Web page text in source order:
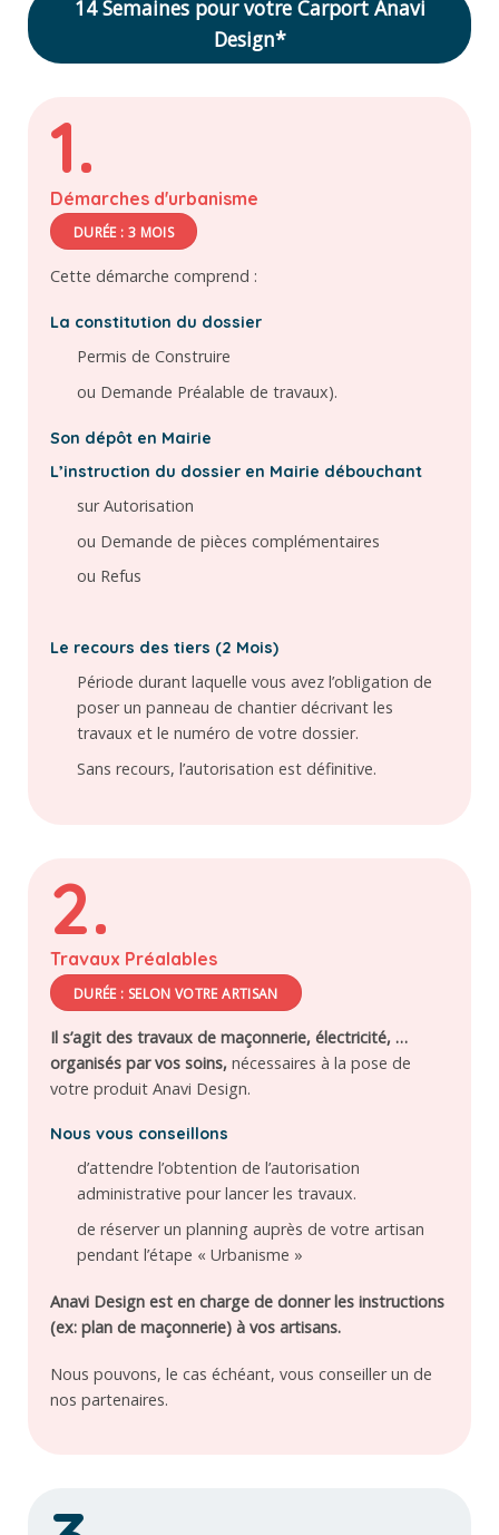
14 Semaines pour votre Carport Anavi
Design*
1.
Démarches d'urbanisme
DURÉE : 3 MOIS
Cette démarche comprend :
La constitution du dossier
Permis de Construire
ou Demande Préalable de travaux).
Son dépôt en Mairie
L’instruction du dossier en Mairie débouchant
sur Autorisation
ou Demande de pièces complémentaires
ou Refus
Le recours des tiers (2 Mois)
Période durant laquelle vous avez l’obligation de
poser un panneau de chantier décrivant les
travaux et le numéro de votre dossier.
Sans recours, l’autorisation est définitive.
2.
Travaux Préalables
DURÉE : SELON VOTRE ARTISAN
Il s’agit des travaux de maçonnerie, électricité, …
organisés par vos soins, nécessaires à la pose de
votre produit Anavi Design.
Nous vous conseillons
d’attendre l’obtention de l’autorisation
administrative pour lancer les travaux.
de réserver un planning auprès de votre artisan
pendant l’étape « Urbanisme »
Anavi Design est en charge de donner les instructions
(ex: plan de maçonnerie) à vos artisans.
Nous pouvons, le cas échéant, vous conseiller un de
nos partenaires.